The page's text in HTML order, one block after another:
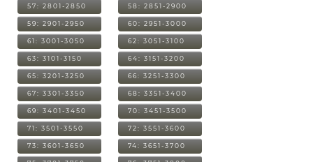
57: 2801-2850 58: 2851-2900
59: 2901-2950 60: 2951-3000
61: 3001-3050 62: 3051-3100
63: 3101-3150 64: 3151-3200
65: 3201-3250 66: 3251-3300
67: 3301-3350 68: 3351-3400
69: 3401-3450 70: 3451-3500
71: 3501-3550 72: 3551-3600
73: 3601-3650 74: 3651-3700